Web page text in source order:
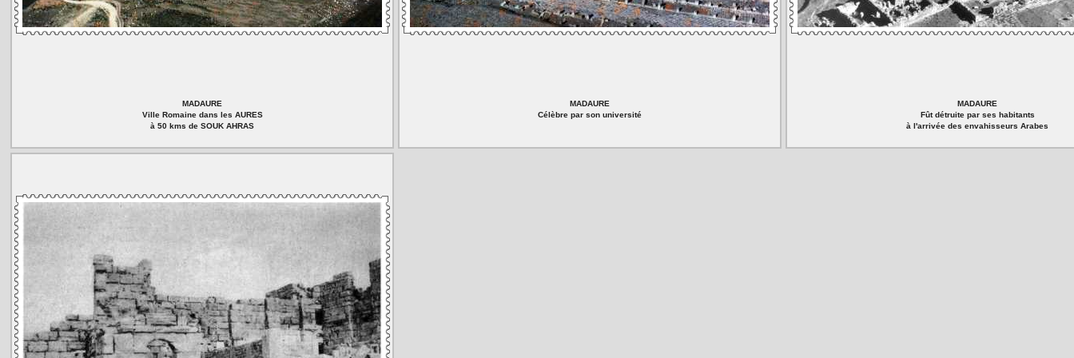
MADAURE
Ville Romaine dans les AURES
à 50 kms de SOUK AHRAS
MADAURE
Célèbre par son université
MADAURE
Fût détruite par ses habitants
à l'arrivée des envahisseurs Arabes